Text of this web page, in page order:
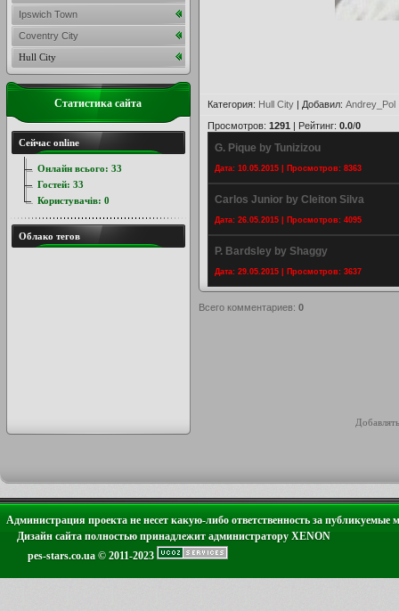
Категория: Hull City | Добавил: Andrey_Pol
Просмотров: 1291 | Рейтинг: 0.0/0
G. Pique by Tunizizou
Дата: 10.05.2015 | Просмотров: 8363
Carlos Junior by Cleiton Silva
Дата: 26.05.2015 | Просмотров: 4095
P. Bardsley by Shaggy
Дата: 29.05.2015 | Просмотров: 3637
Всего комментариев: 0
Ipswich Town
Coventry City
Hull City
Статистика сайта
Сейчас online
Онлайн всього: 33
Гостей: 33
Користувачів: 0
Облако тегов
Администрация проекта не несет какую-либо ответственность за публикуемые
Дизайн сайта полностью принадлежит администратору XENON
pes-stars.co.ua © 2011-2023